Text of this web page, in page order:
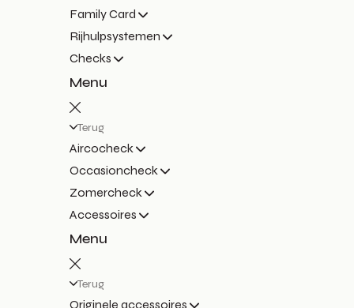
Family Card
Rijhulpsystemen
Checks
Menu
Terug
Aircocheck
Occasioncheck
Zomercheck
Accessoires
Menu
Terug
Originele accessoires